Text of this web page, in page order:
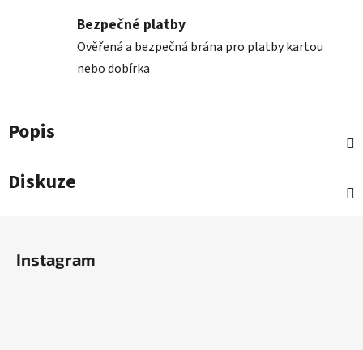
Bezpečné platby
Ověřená a bezpečná brána pro platby kartou
nebo dobírka
Popis
Diskuze
Instagram